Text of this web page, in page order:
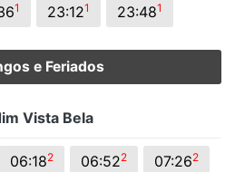
1 23:121 23:481
e Feriados
Vista Bela
06:182 06:522 07:262